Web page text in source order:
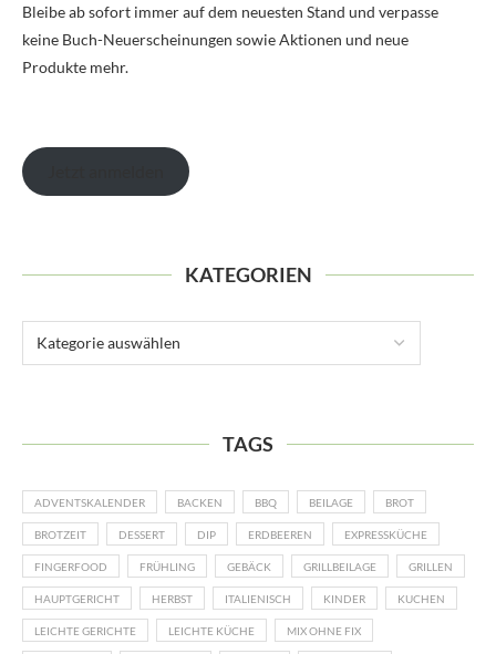
Bleibe ab sofort immer auf dem neuesten Stand und verpasse
keine Buch-Neuerscheinungen sowie Aktionen und neue
Produkte mehr.
KATEGORIEN
TAGS
ADVENTSKALENDER BACKEN BBQ BEILAGE BROT
BROTZEIT DESSERT DIP ERDBEEREN EXPRESSKÜCHE
FINGERFOOD FRÜHLING GEBÄCK GRILLBEILAGE GRILLEN
HAUPTGERICHT HERBST ITALIENISCH KINDER KUCHEN
LEICHTE GERICHTE LEICHTE KÜCHE MIX OHNE FIX